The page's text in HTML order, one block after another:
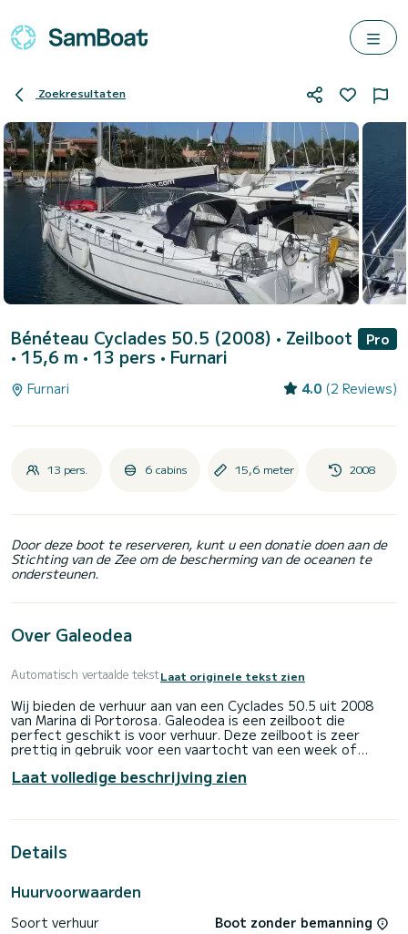
Zoekresultaten
Bénéteau Cyclades 50.5 (2008) • Zeilboot
• 15,6 m • 13 pers • Furnari
Pro
Furnari 4.0 (2 Reviews)
13 pers. 6 cabins 15,6 meter 2008
Door deze boot te reserveren, kunt u een donatie doen aan de
Stichting van de Zee om de bescherming van de oceanen te
ondersteunen.
Over Galeodea
Automatisch vertaalde tekstLaat originele tekst zien
Wij bieden de verhuur aan van een Cyclades 50.5 uit 2008
van Marina di Portorosa. Galeodea is een zeilboot die
perfect geschikt is voor verhuur. Deze zeilboot is zeer
prettig in gebruik voor een vaartocht van een week of
De boot beschikt over 6 comfortabele hutten en een
16 meter is het uw beste bondgenoot voor een
Marina di Portorosa
met douche.
Deze boot is uitgerust met een volledig doorgelat grootzeil
Laat volledige beschrijving zien
Details
Huurvoorwaarden
Soort verhuur
Boot zonder bemanning